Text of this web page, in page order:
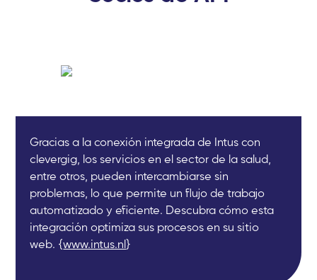
Gracias a la conexión integrada de Intus con
clevergig, los servicios en el sector de la salud,
entre otros, pueden intercambiarse sin
problemas, lo que permite un flujo de trabajo
automatizado y eficiente. Descubra cómo esta
integración optimiza sus procesos en su sitio
web. {www.intus.nl}